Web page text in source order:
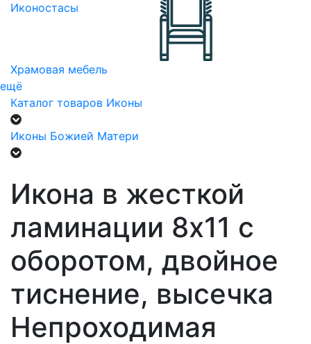
Иконостасы
Храмовая мебель
ещё
Каталог товаров Иконы
Иконы Божией Матери
Икона в жесткой
ламинации 8х11 с
оборотом, двойное
тиснение, высечка
Непроходимая